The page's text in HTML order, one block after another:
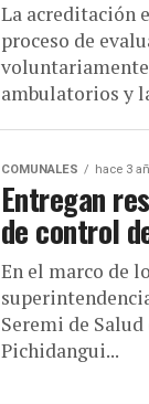
La acreditación
proceso de
ambulatorios y
COMUNALES hace 3
Entregan
de control
En el marco de
Seremi de
Pichidangui...